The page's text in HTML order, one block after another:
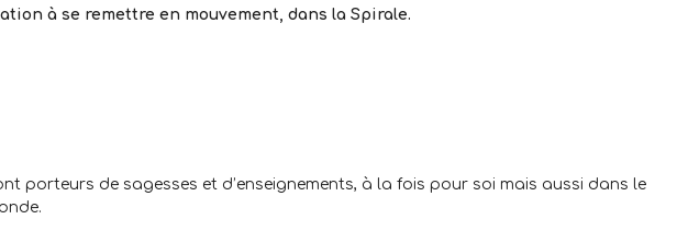
à se remettre en mouvement, dans la Spirale.
porteurs de sagesses et d’enseignements, à la fois pour soi mais aussi dans le